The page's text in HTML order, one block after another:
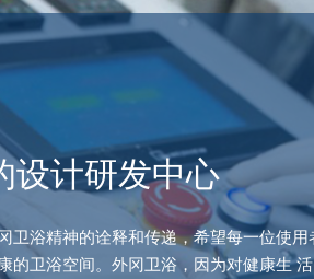
设计研发中心
卫浴精神的诠释和传递，希望每一位使用
的卫浴空间。外冈卫浴，因为对健康生